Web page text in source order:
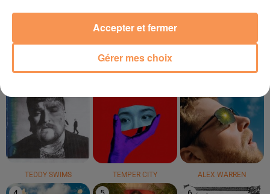
It's My Life Amour Amore Cheap Thrills
TEDDY SWIMS TEMPER CITY ALEX WARREN
Gérer mes choix
Accepter et fermer